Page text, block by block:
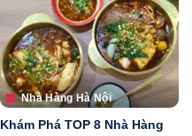
Nhà Hàng Hà Nội
Khám Phá TOP 8 Nhà Hàng